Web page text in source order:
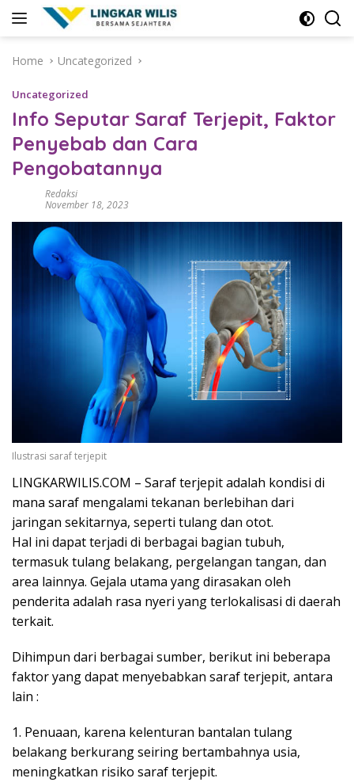
Home
Uncategorized
Uncategorized
Info Seputar Saraf Terjepit, Faktor
Penyebab dan Cara
Pengobatannya
Redaksi
November 18, 2023
Ilustrasi saraf terjepit
LINGKARWILIS.COM – Saraf terjepit adalah kondisi di
mana saraf mengalami tekanan berlebihan dari
jaringan sekitarnya, seperti tulang dan otot.
Hal ini dapat terjadi di berbagai bagian tubuh,
termasuk tulang belakang, pergelangan tangan, dan
area lainnya. Gejala utama yang dirasakan oleh
penderita adalah rasa nyeri yang terlokalisasi di daerah
terkait.
Dihimpun dari berbagai sumber, berikut ini beberapa
faktor yang dapat menyebabkan saraf terjepit, antara
lain :
1. Penuaan, karena kelenturan bantalan tulang
belakang berkurang seiring bertambahnya usia,
meningkatkan risiko saraf terjepit.